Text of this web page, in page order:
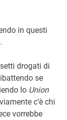
in questi
drogati di
se
lo Union
c’è chi
vorrebbe